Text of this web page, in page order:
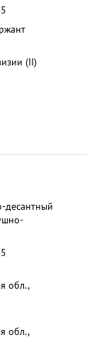
(II)
десантный
обл.,
обл.,